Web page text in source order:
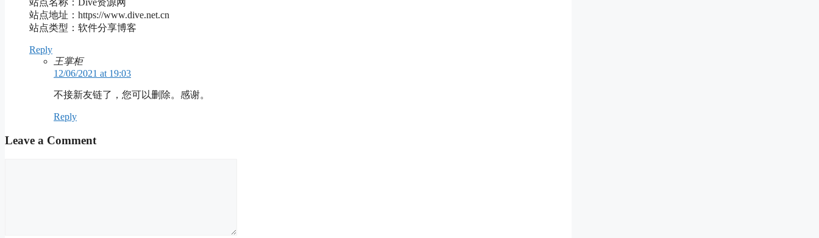
站点名称：Dive资源网
站点地址：https://www.dive.net.cn
站点类型：软件分享博客
Reply
王掌柜
12/06/2021 at 19:03
不接新友链了，您可以删除。感谢。
Reply
Leave a Comment